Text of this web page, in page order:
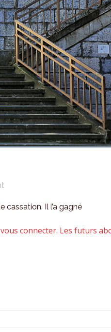
cassation. Il l’a gagné
connecter. Les futurs